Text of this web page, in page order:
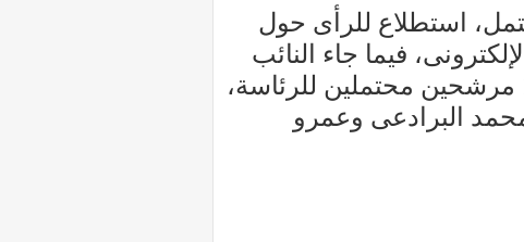
استطلاع للرأى حول
فيما جاء النائب
السابق حمدين صباحى فى المركز الثانى بين 10 مرشحين محتملين للرئاسة،
البرادعى وعمرو